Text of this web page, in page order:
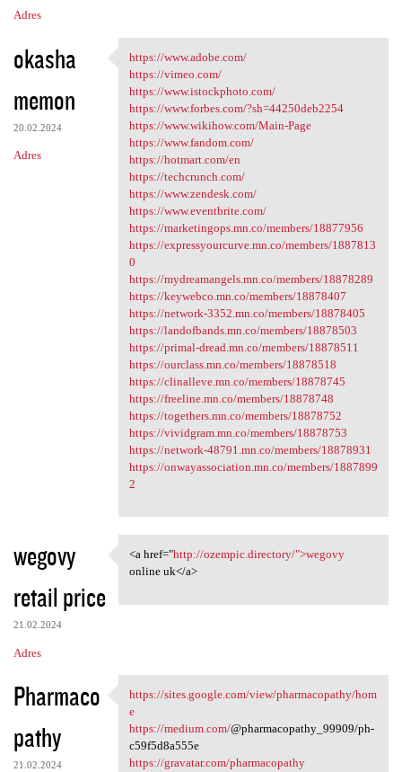
Adres
okasha
memon
20.02.2024
Adres
https://www.adobe.com/
https://www.adobe.com/
https://vimeo.com/
https://www.istockphoto.com/
https://www.forbes.com/?sh=44250deb2254
https://www.wikihow.com/Main-Page
https://www.fandom.com/
https://hotmart.com/en
https://techcrunch.com/
https://www.zendesk.com/
https://www.eventbrite.com/
https://marketingops.mn.co/members/18877956
https://expressyourcurve.mn.co/members/1887813
0
https://mydreamangels.mn.co/members/18878289
https://keywebco.mn.co/members/18878407
https://network-3352.mn.co/members/18878405
https://landofbands.mn.co/members/18878503
https://primal-dread.mn.co/members/18878511
https://ourclass.mn.co/members/18878518
https://clinalleve.mn.co/members/18878745
https://freeline.mn.co/members/18878748
https://togethers.mn.co/members/18878752
https://vividgram.mn.co/members/18878753
https://network-48791.mn.co/members/18878931
https://onwayassociation.mn.co/members/1887899
2
wegovy
retail price
21.02.2024
Adres
<a href="http://ozempic
<a href="http://ozempic.directory/">wegovy
online uk</a>
Pharmaco
pathy
21.02.2024
https://sites.google.com/view
https://sites.google.com/view/pharmacopathy/hom
e
https://medium.com/@pharmacopathy_99909/ph-
c59f5d8a555e
https://gravatar.com/pharmacopathy